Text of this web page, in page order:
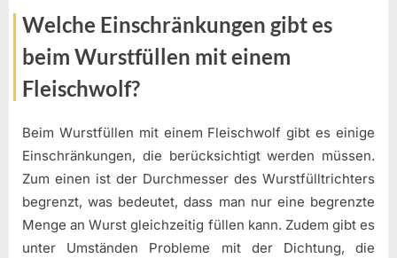
Welche Einschränkungen gibt es
beim Wurstfüllen mit einem
Fleischwolf?
Beim Wurstfüllen mit einem Fleischwolf gibt es einige
Einschränkungen, die berücksichtigt werden müssen.
Zum einen ist der Durchmesser des Wurstfülltrichters
begrenzt, was bedeutet, dass man nur eine begrenzte
Menge an Wurst gleichzeitig füllen kann. Zudem gibt es
unter Umständen Probleme mit der Dichtung, die